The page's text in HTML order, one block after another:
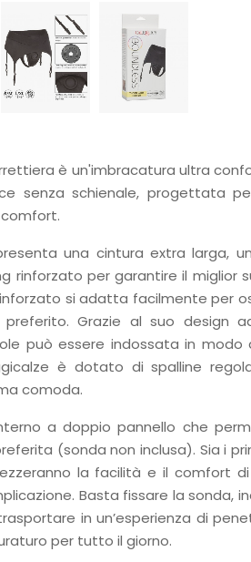
è un'imbracatura ultra
senza schienale, progettata
una cintura extra larga,
rinforzato per garantire il miglior
si adatta facilmente per
Grazie al suo design
può essere indossata in modo
è dotato di spalline
comoda.
a doppio pannello che
(sonda non inclusa). Sia i
la facilità e il comfort
Basta fissare la sonda,
in un’esperienza di
per tutto il giorno.